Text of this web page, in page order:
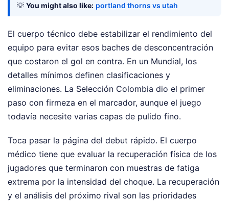
💡 You might also like: portland thorns vs utah
El cuerpo técnico debe estabilizar el rendimiento del
equipo para evitar esos baches de desconcentración
que costaron el gol en contra. En un Mundial, los
detalles mínimos definen clasificaciones y
eliminaciones. La Selección Colombia dio el primer
paso con firmeza en el marcador, aunque el juego
todavía necesite varias capas de pulido fino.
Toca pasar la página del debut rápido. El cuerpo
médico tiene que evaluar la recuperación física de los
jugadores que terminaron con muestras de fatiga
extrema por la intensidad del choque. La recuperación
y el análisis del próximo rival son las prioridades